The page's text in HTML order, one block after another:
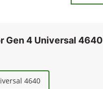
Gen 4 Universal 4640
4640